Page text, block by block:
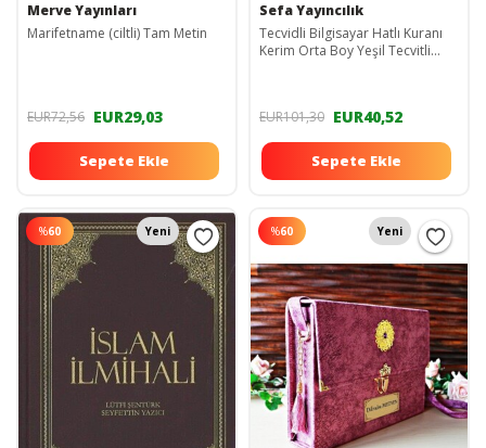
Merve Yayınları
Marifetname (ciltli) Tam Metin
EUR72,56 EUR29,03
Sepete Ekle
Sefa Yayıncılık
Tecvidli Bilgisayar Hatlı Kuranı
Kerim Orta Boy Yeşil Tecvitli
EUR101,30 EUR40,52
Sepete Ekle
%60 Yeni %60 Yeni